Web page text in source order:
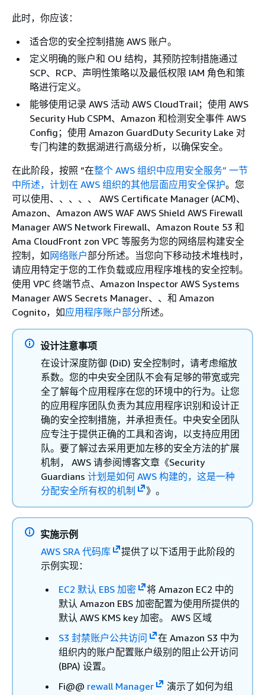
此时，你应该：
适合您的安全控制措施 AWS 账户。
定义明确的账户和 OU 结构，其预防控制措施通过
SCP、RCP、声明性策略以及最低权限 IAM 角色和策
略进行定义。
能够使用记录 AWS 活动 AWS CloudTrail；使用 AWS
Security Hub CSPM、Amazon 和检测安全事件 AWS
Config；使用 Amazon GuardDuty Security Lake 对
专门构建的数据湖进行高级分析，以确保安全。
在此阶段，按照 “在整个 AWS 组织中应用安全服务” 一节
中所述，计划在 AWS 组织的其他层面应用安全保护。您
可以使用、、、、、 AWS Certificate Manager (ACM)、
Amazon、Amazon AWS WAF AWS Shield AWS Firewall
Manager AWS Network Firewall、Amazon Route 53 和
Ama CloudFront zon VPC 等服务为您的网络层构建安全
控制，如网络账户部分所述。当您向下移动技术堆栈时，
请应用特定于您的工作负载或应用程序堆栈的安全控制。
使用 VPC 终端节点、Amazon Inspector AWS Systems
Manager AWS Secrets Manager、、和 Amazon
Cognito，如应用程序账户部分所述。
设计注意事项
在设计深度防御 (DiD) 安全控制时，请考虑缩放
系数。您的中央安全团队不会有足够的带宽或完
全了解每个应用程序在您的环境中的行为。让您
的应用程序团队负责为其应用程序识别和设计正
确的安全控制措施，并承担责任。中央安全团队
应专注于提供正确的工具和咨询，以支持应用团
队。要了解过去采用更加左移的安全方法的扩展
机制， AWS 请参阅博客文章《Security
Guardians 计划是如何 AWS 构建的，这是一种
分配安全所有权的机制
》。
实施示例
AWS SRA 代码库
提供了以下适用于此阶段的
示例实现：
EC2 默认 EBS 加密
将 Amazon EC2 中的
默认 Amazon EBS 加密配置为使用所提供的
默认 AWS KMS key 加密。 AWS 区域
S3 封禁账户公共访问
在 Amazon S3 中为
组织内的账户配置账户级别的阻止公开访问
(BPA) 设置。
Fi@@ rewall Manager
演示了如何为组